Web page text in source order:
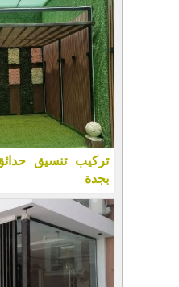
تركيب تنسيق
بجدة